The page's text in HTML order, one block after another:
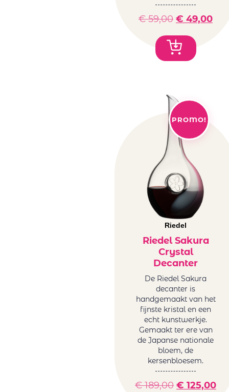
€59,00 € 49,00
PROMO!
Riedel
Riedel Sakura
Crystal
Decanter
De Riedel Sakura
decanter is
handgemaakt van het
fijnste kristal en een
echt kunstwerkje.
Gemaakt ter ere van
de Japanse nationale
bloem, de
kersenbloesem.
€189,00 € 125,00